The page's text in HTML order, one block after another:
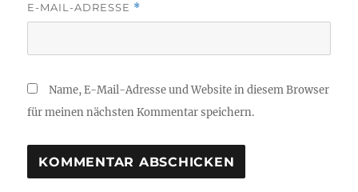
E-MAIL-ADRESSE *
Name, E-Mail-Adresse und Website in diesem Browser
für meinen nächsten Kommentar speichern.